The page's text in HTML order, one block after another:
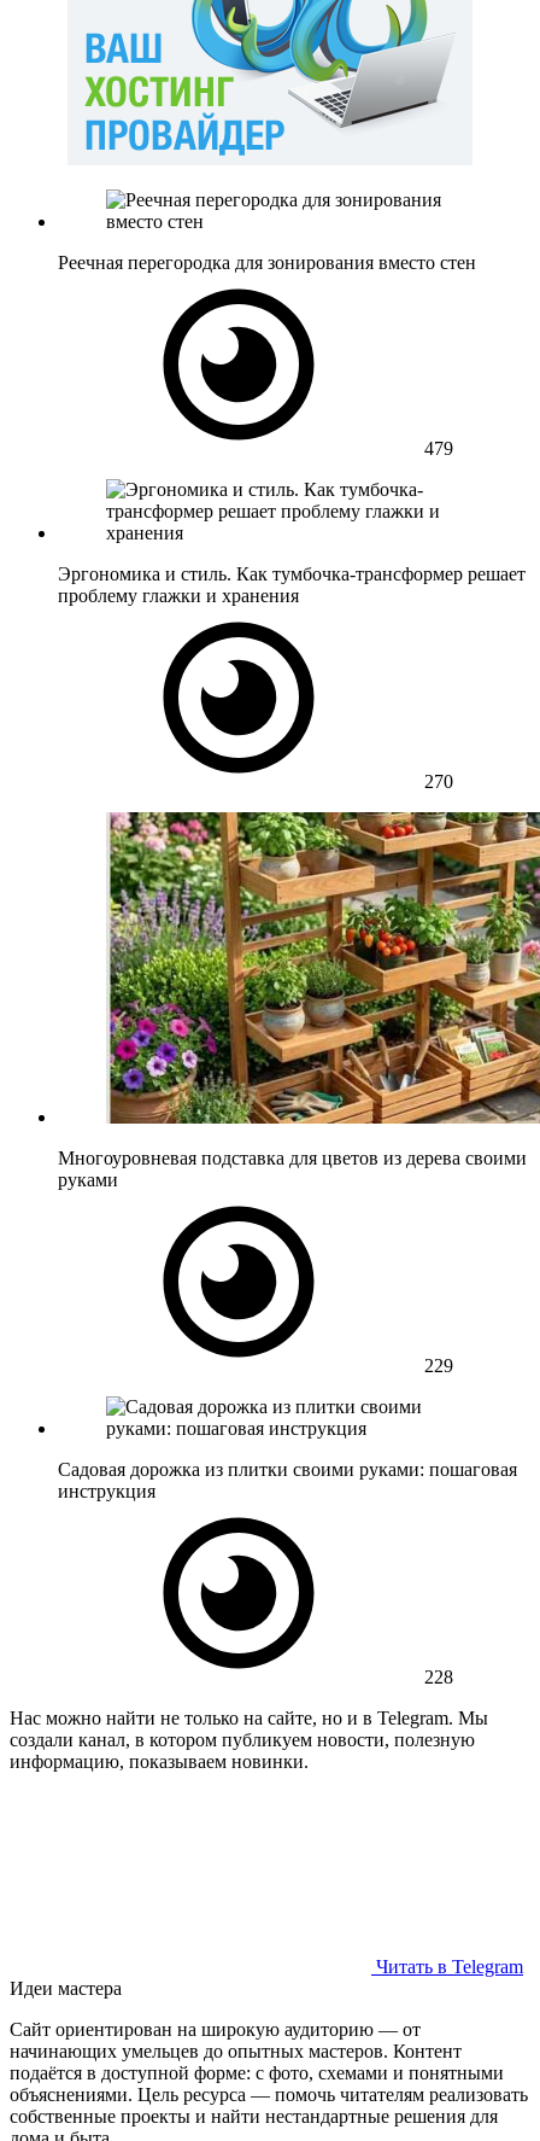
Реечная перегородка для зонирования вместо стен
479
Эргономика и стиль. Как тумбочка-трансформер решает
проблему глажки и хранения
270
Многоуровневая подставка для цветов из дерева своими
руками
229
Садовая дорожка из плитки своими руками: пошаговая
инструкция
228
Нас можно найти не только на сайте, но и в Telegram. Мы
создали канал, в котором публикуем новости, полезную
информацию, показываем новинки.
Читать в Telegram
Идеи мастера
Сайт ориентирован на широкую аудиторию — от
начинающих умельцев до опытных мастеров. Контент
подаётся в доступной форме: с фото, схемами и понятными
объяснениями. Цель ресурса — помочь читателям реализовать
собственные проекты и найти нестандартные решения для